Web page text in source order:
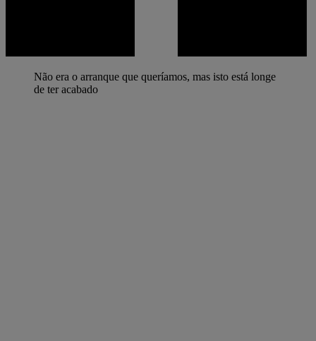
Não era o arranque que queríamos, mas isto está longe
de ter acabado